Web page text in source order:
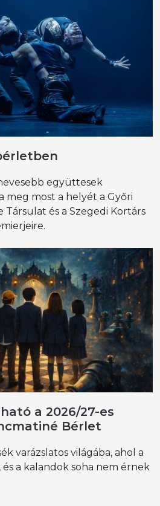
együttesek
meg most a helyét a Győri
Társulat és a Szegedi Kortárs
a 2026/27-es
Bérlet
varázslatos világába, ahol a
a kalandok soha nem érnek